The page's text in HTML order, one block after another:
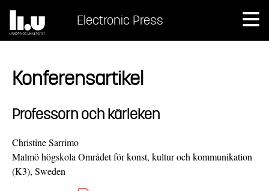
Electronic Press
Konferensartikel
Professorn och kärleken
Christine Sarrimo
Malmö högskola Området för konst, kultur och kommunikation
(K3), Sweden